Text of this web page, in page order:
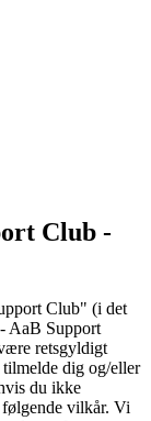
Club -
Club" (i det
AaB Support
retsgyldigt
dig og/eller
du ikke
vilkår. Vi